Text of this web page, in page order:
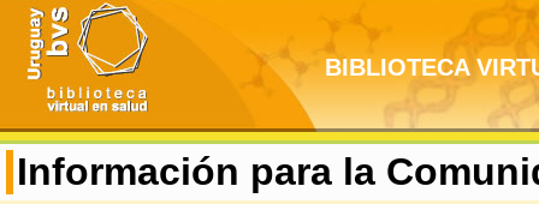
BIBLIOTECA
Información para la